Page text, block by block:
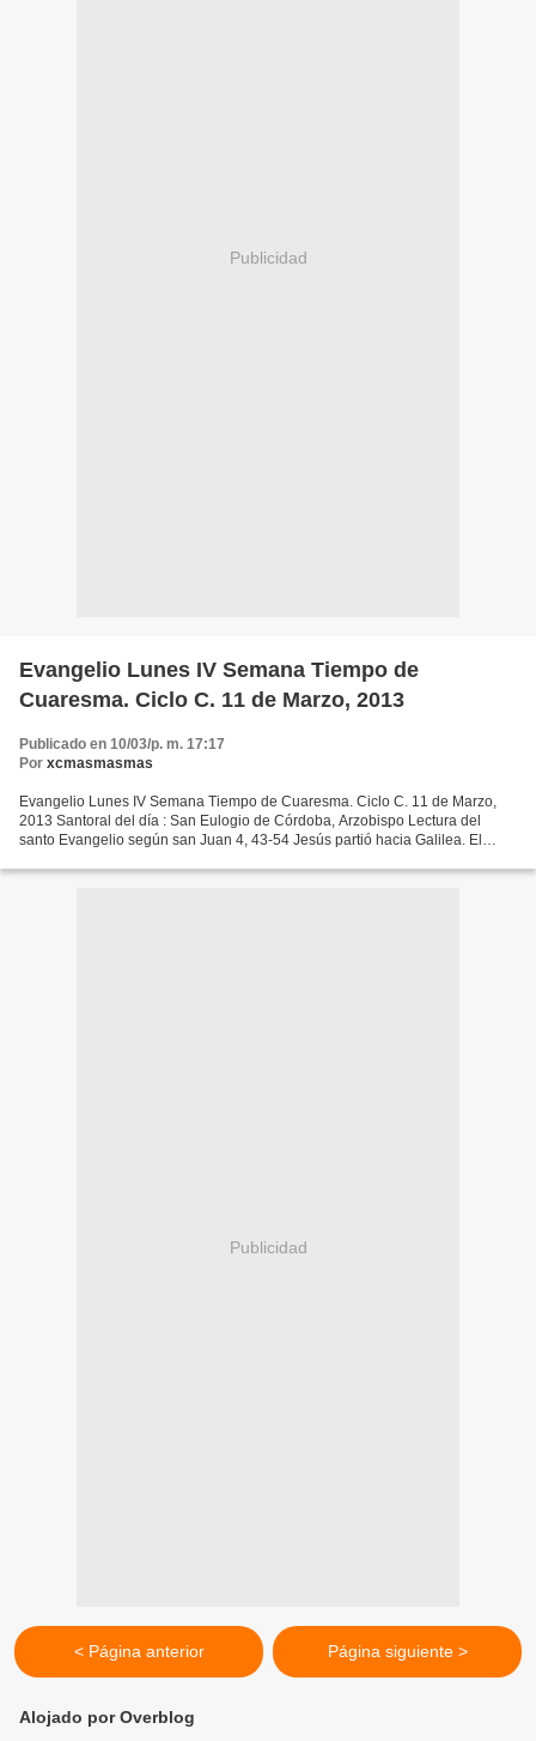
Publicidad
Evangelio Lunes IV Semana Tiempo de
Cuaresma. Ciclo C. 11 de Marzo, 2013
Publicado en 10/03/p. m. 17:17
Por xcmasmasmas
Evangelio Lunes IV Semana Tiempo de Cuaresma. Ciclo C. 11 de Marzo,
2013 Santoral del día : San Eulogio de Córdoba, Arzobispo Lectura del
santo Evangelio según san Juan 4, 43-54 Jesús partió hacia Galilea. El
Publicidad
< Página anterior Página siguiente >
Alojado por Overblog